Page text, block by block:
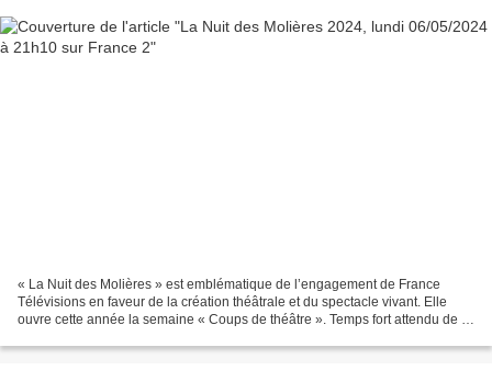
« La Nuit des Molières » est emblématique de l’engagement de France
Télévisions en faveur de la création théâtrale et du spectacle vivant. Elle
ouvre cette année la semaine « Coups de théâtre ». Temps fort attendu de la